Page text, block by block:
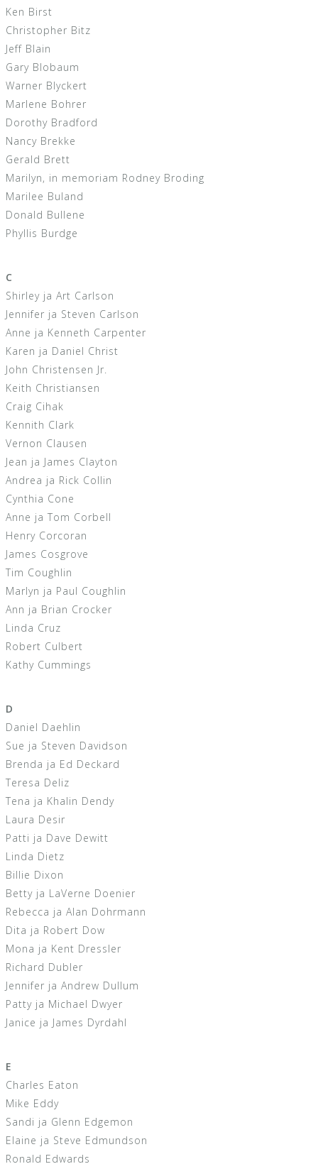
Ken Birst
Christopher Bitz
Jeff Blain
Gary Blobaum
Warner Blyckert
Marlene Bohrer
Dorothy Bradford
Nancy Brekke
Gerald Brett
Marilyn, in memoriam Rodney Broding
Marilee Buland
Donald Bullene
Phyllis Burdge
C
Shirley ja Art Carlson
Jennifer ja Steven Carlson
Anne ja Kenneth Carpenter
Karen ja Daniel Christ
John Christensen Jr.
Keith Christiansen
Craig Cihak
Kennith Clark
Vernon Clausen
Jean ja James Clayton
Andrea ja Rick Collin
Cynthia Cone
Anne ja Tom Corbell
Henry Corcoran
James Cosgrove
Tim Coughlin
Marlyn ja Paul Coughlin
Ann ja Brian Crocker
Linda Cruz
Robert Culbert
Kathy Cummings
D
Daniel Daehlin
Sue ja Steven Davidson
Brenda ja Ed Deckard
Teresa Deliz
Tena ja Khalin Dendy
Laura Desir
Patti ja Dave Dewitt
Linda Dietz
Billie Dixon
Betty ja LaVerne Doenier
Rebecca ja Alan Dohrmann
Dita ja Robert Dow
Mona ja Kent Dressler
Richard Dubler
Jennifer ja Andrew Dullum
Patty ja Michael Dwyer
Janice ja James Dyrdahl
E
Charles Eaton
Mike Eddy
Sandi ja Glenn Edgemon
Elaine ja Steve Edmundson
Ronald Edwards